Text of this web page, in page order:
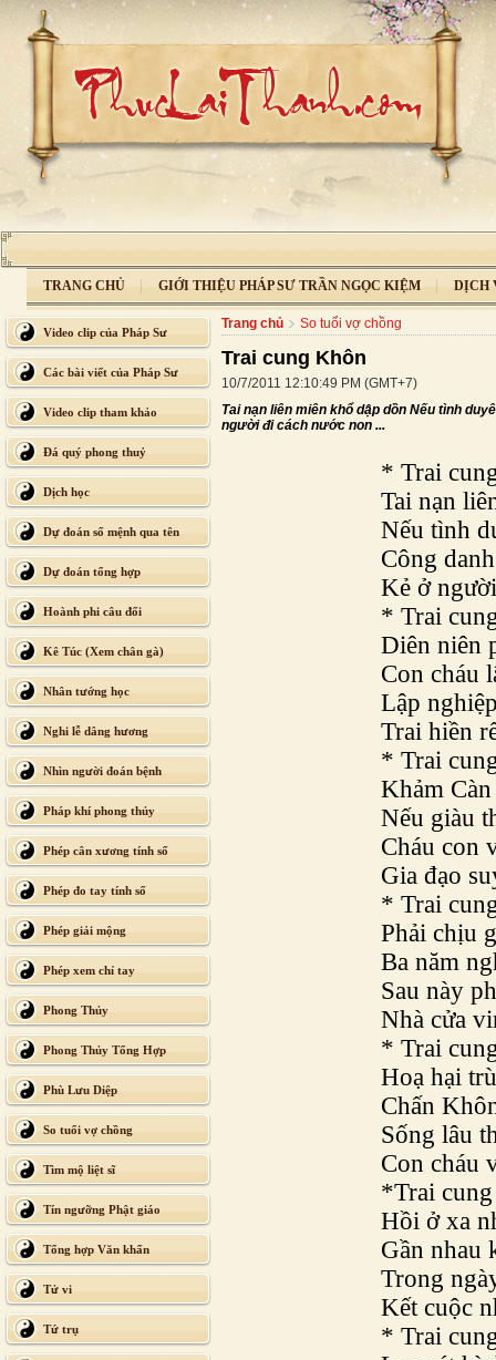
TRANG CHỦ GIỚI THIỆU PHÁP SƯ TRẦN NGỌC KIỆM DỊCH
Video clip của Pháp Sư
Các bài viết của Pháp Sư
Video clip tham khảo
Đá quý phong thuỷ
Dịch học
Dự đoán số mệnh qua tên
Dự đoán tổng hợp
Hoành phi câu đối
Kê Túc (Xem chân gà)
Nhân tướng học
Nghi lễ dâng hương
Nhìn người đoán bệnh
Pháp khí phong thủy
Phép cân xương tính số
Phép đo tay tính số
Phép giải mộng
Phép xem chỉ tay
Phong Thủy
Phong Thủy Tổng Hợp
Phù Lưu Diệp
So tuổi vợ chồng
Tìm mộ liệt sĩ
Tín ngưỡng Phật giáo
Tổng hợp Văn khấn
Tử vi
Tứ trụ
Trang chủ So tuổi vợ chồng
Trai cung Khôn
10/7/2011 12:10:49 PM (GMT+7)
Tai nạn liên miên khổ dập dồn Nếu tình
người đi cách nước non ...
* Trai
Tai nạn
Nếu tình
Công
Kẻ ở
* Trai
Diên niên
Con cháu
Lập
Trai hiền
* Trai
Khảm
Nếu giàu
Cháu con
Gia đạo
* Trai
Phải chịu
Ba năm
Sau này
Nhà cửa
* Trai
Hoạ hại
Chấn
Sống lâu
Con cháu
*Trai
Hồi ở xa
Gần nhau
Trong
Kết cuộc
* Trai